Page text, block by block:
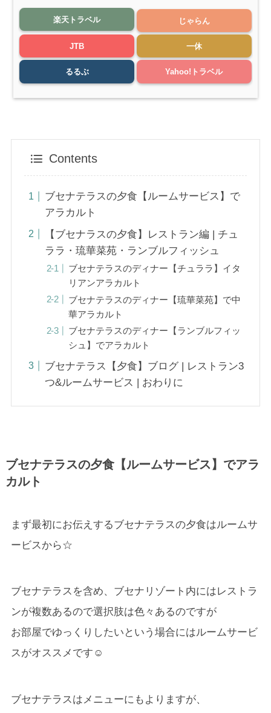
楽天トラベル じゃらん
JTB 一休
るるぶ Yahoo!トラベル
Contents
ブセナテラスの夕食【ルームサービス】で
アラカルト
【ブセナラスの夕食】レストラン編 | チュ
ララ・琉華菜苑・ランブルフィッシュ
ブセナテラスのディナー【チュララ】イタ
リアンアラカルト
ブセナテラスのディナー【琉華菜苑】で中
華アラカルト
ブセナテラスのディナー【ランブルフィッ
シュ】でアラカルト
ブセナテラス【夕食】ブログ | レストラン3
つ&ルームサービス | おわりに
ブセナテラスの夕食【ルームサービス】でアラ
カルト
まず最初にお伝えするブセナテラスの夕食はルームサ
ービスから☆
ブセナテラスを含め、ブセナリゾート内にはレストラ
ンが複数あるので選択肢は色々あるのですが
お部屋でゆっくりしたいという場合にはルームサービ
スがオススメです☺
ブセナテラスはメニューにもよりますが、